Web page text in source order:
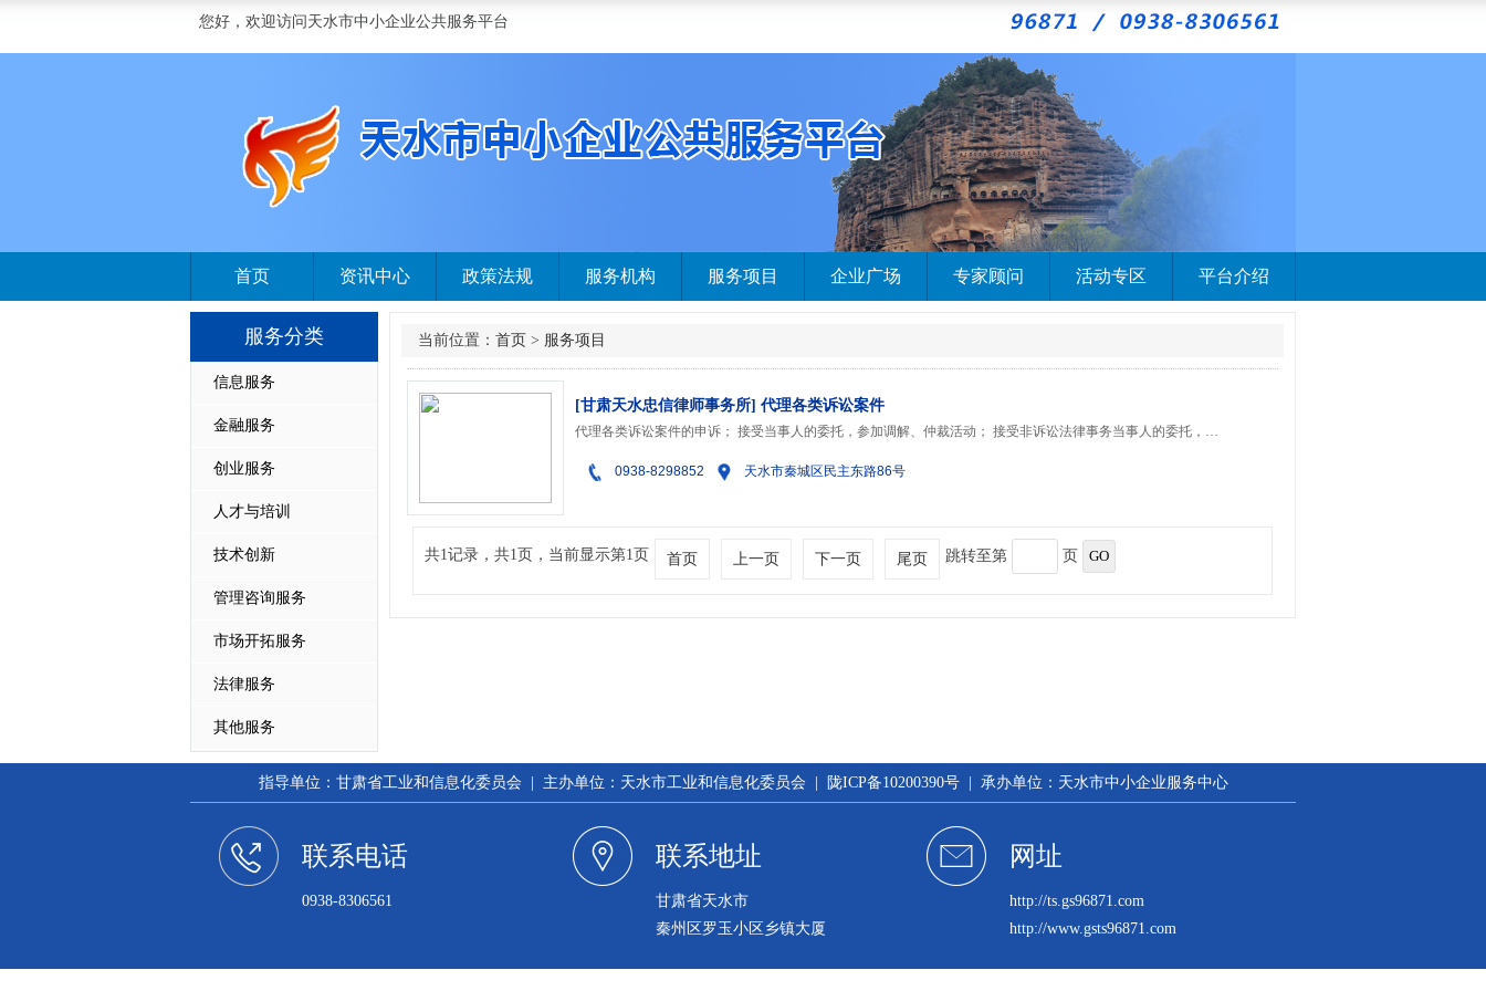
您好，欢迎访问天水市中小企业公共服务平台
首页 资讯中心 政策法规 服务机构 服务项目 企业广场 专家顾问 活动专区 平台介绍
服务分类
信息服务
金融服务
创业服务
人才与培训
技术创新
管理咨询服务
市场开拓服务
法律服务
其他服务
当前位置： 首页 > 服务项目
[甘肃天水忠信律师事务所] 代理各类诉讼案件
代理各类诉讼案件的申诉； 接受当事人的委托，参加调解、仲裁活动； 接受非诉讼法律事务当事人的委托，提供法律服务； 为国有企业破产、改制、产权转让出具法律意见书； 解答有关法律的询问、代写诉讼文书和有关法律事务的其他文书；
0938-8298852 天水市秦城区民主东路86号
共1记录，共1页，当前显示第1页 首页 上一页 下一页 尾页 跳转至第 页
指导单位：甘肃省工业和信息化委员会 | 主办单位：天水市工业和信息化委员会 | 陇ICP备10200390号 | 承办单位：天水市中小企业服务中心
联系电话
0938-8306561
联系地址
甘肃省天水市
秦州区罗玉小区乡镇大厦
网址
http://ts.gs96871.com
http://www.gsts96871.com